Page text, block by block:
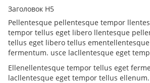
Заголовок H5
Pellentesque pellentesque tempor
tempor tellus eget libero llentesque
tellus eget libero tellus
fermentum. usce lacllentesque eget
Ellenellentesque tempor tellus eget
lacllentesque eget tempor tellus ellenum.